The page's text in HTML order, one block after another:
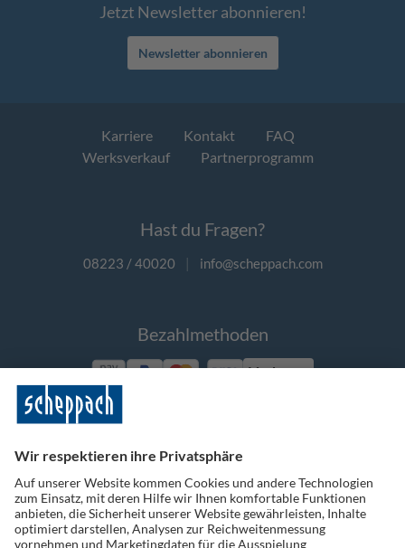
Jetzt Newsletter abonnieren!
Newsletter abonnieren
Karriere Kontakt
FAQ
Werksverkauf
Partnerprogramm
Hast du Fragen?
08223 / 40020 | info@scheppach.com
Bezahlmethoden
Vorkasse
Folge uns auf Social Media